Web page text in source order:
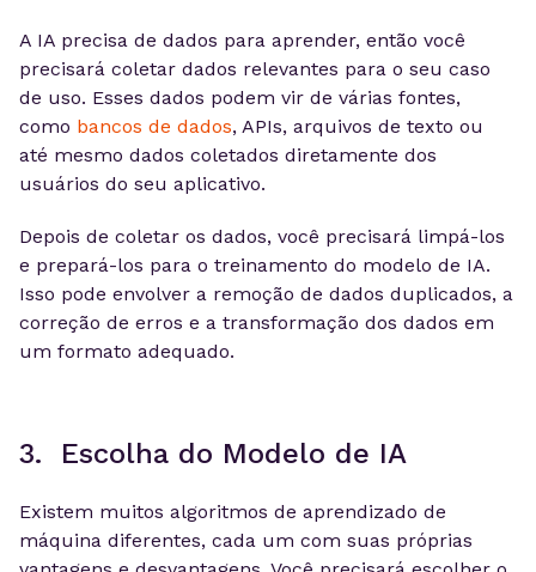
A IA precisa de dados para aprender, então você
precisará coletar dados relevantes para o seu caso
de uso. Esses dados podem vir de várias fontes,
como bancos de dados, APIs, arquivos de texto ou
até mesmo dados coletados diretamente dos
usuários do seu aplicativo.
Depois de coletar os dados, você precisará limpá-los
e prepará-los para o treinamento do modelo de IA.
Isso pode envolver a remoção de dados duplicados, a
correção de erros e a transformação dos dados em
um formato adequado.
3. Escolha do Modelo de IA
Existem muitos algoritmos de aprendizado de
máquina diferentes, cada um com suas próprias